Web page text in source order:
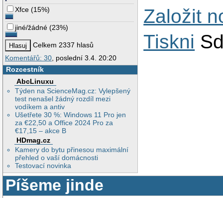
Xfce (15%)
jiné/žádné (23%)
Celkem 2337 hlasů
Komentářů: 30 , poslední 3.4. 20:20
Rozcestník
AbcLinuxu
Týden na ScienceMag.cz: Vylepšený
test nenašel žádný rozdíl mezi
vodíkem a antiv
Ušetřete 30 %: Windows 11 Pro jen
za €22,50 a Office 2024 Pro za
€17,15 – akce B
HDmag.cz
Kamery do bytu přinesou maximální
přehled o vaší domácnosti
Testovací novinka
Založit
Tiskni
Píšeme jinde